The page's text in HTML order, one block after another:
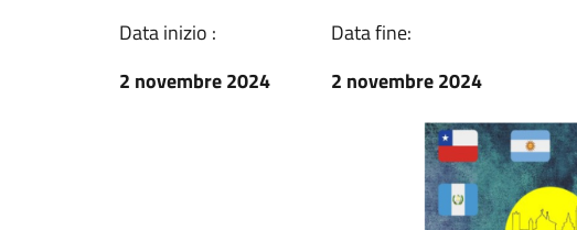
Data inizio :
2 novembre 2024
Data fine:
2 novembre 2024